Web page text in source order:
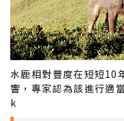
水鹿相對豐度在短短10
響，專家認為該進行適
k